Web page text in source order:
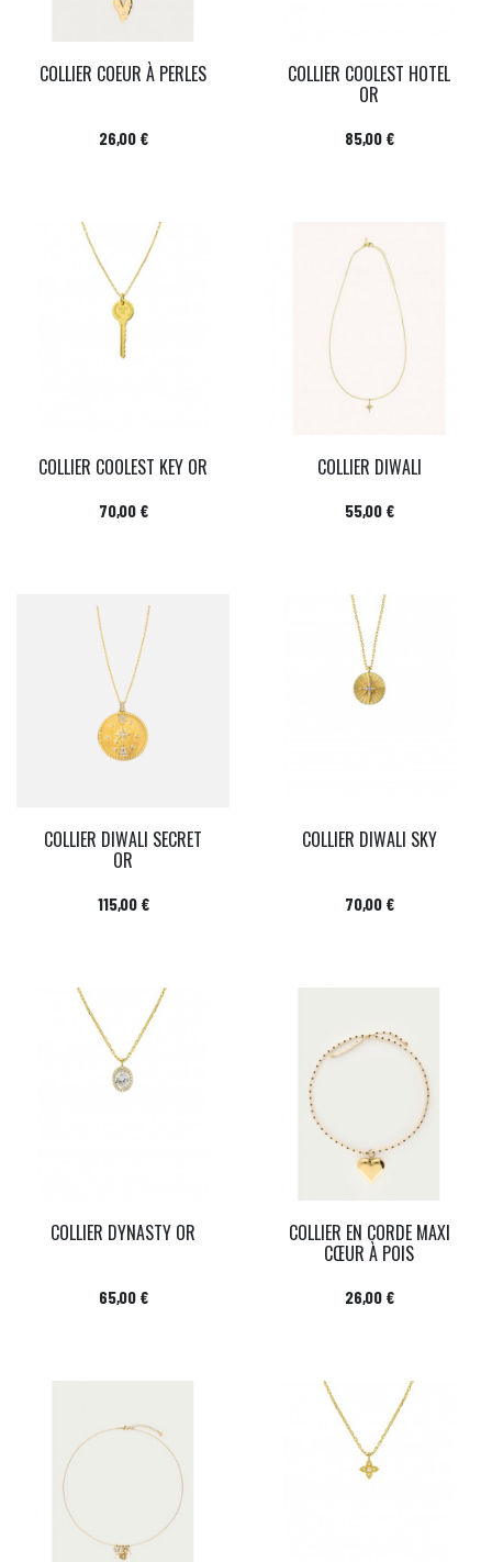
COLLIER COEUR À PERLES
Prix
26,00 €
COLLIER COOLEST HOTEL
OR
Prix
85,00 €
COLLIER COOLEST KEY OR
Prix
70,00 €
COLLIER DIWALI
Prix
55,00 €
COLLIER DIWALI SECRET
OR
Prix
115,00 €
COLLIER DIWALI SKY
Prix
70,00 €
COLLIER DYNASTY OR
Prix
65,00 €
COLLIER EN CORDE MAXI
CŒUR À POIS
Prix
26,00 €